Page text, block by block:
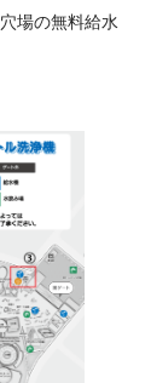
穴場の無料給水